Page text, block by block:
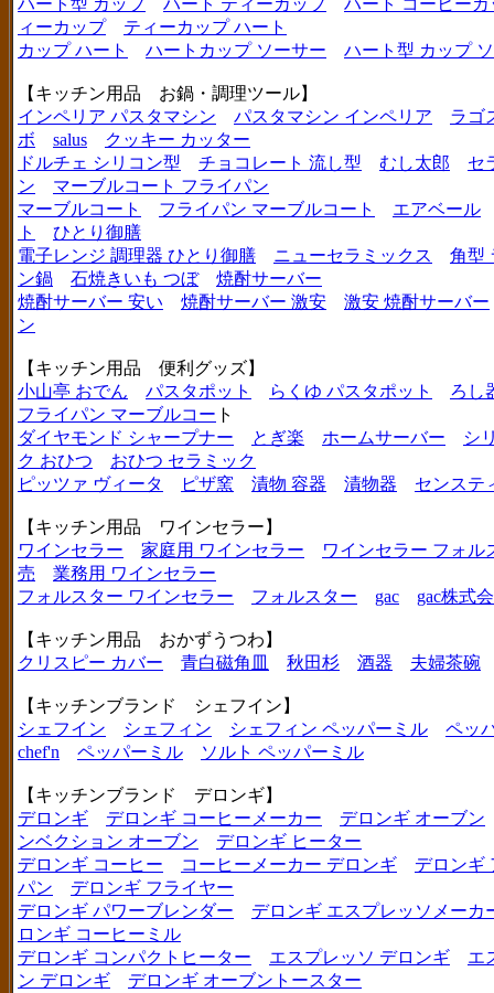
ハート型 カップ ハート ティーカップ
ハート コーヒーカ
ィーカップ
ティーカップ ハート
カップ ハート
ハートカップ ソーサー ハート型 カップ
【キッチン用品 お鍋・調理ツール】
インペリア パスタマシン
パスタマシン インペリア
ラゴ
ボ
salus
クッキー カッター
ドルチェ シリコン型
チョコレート 流し型 むし太郎
セ
ン
マーブルコート フライパン
マーブルコート
フライパン マーブルコート
エアベール
ト
ひとり御膳
電子レンジ 調理器 ひとり御膳
ニューセラミックス
角型
ン鍋
石焼きいも つぼ
焼酎サーバー
焼酎サーバー 安い
焼酎サーバー 激安
激安 焼酎サーバー
ン
【キッチン用品 便利グッズ】
小山亭 おでん
パスタポット らくゆ パスタポット
ろし
フライパン マーブルコー ト
ダイヤモンド シャープナー
とぎ楽 ホームサーバー
シ
ク おひつ
おひつ セラミック
ピッツァ ヴィータ
ピザ窯 漬物 容器 漬物器 センステ
【キッチン用品 ワインセラー】
ワインセラー
家庭用 ワインセラー
ワインセラー フォル
売
業務用 ワインセラー
フォルスター ワインセラー
フォルスター gac gac株式
【キッチン用品 おかずうつわ】
クリスピー カバー
青白磁角皿 秋田杉 酒器 夫婦茶碗
【キッチンブランド シェフイン】
シェフイン
シェフィン シェフィン ペッパーミル
ペッ
chef'n
ペッパーミル ソルト ペッパーミル
【キッチンブランド デロンギ】
デロンギ
デロンギ コーヒーメーカー
デロンギ オーブン
ンベクション オーブン
デロンギ ヒーター
デロンギ コーヒー
コーヒーメーカー デロンギ
デロンギ
パン
デロンギ フライヤー
デロンギ パワーブレンダー
デロンギ エスプレッソメーカ
ロンギ コーヒーミル
デロンギ コンパクトヒーター
エスプレッソ デロンギ
エ
ン デロンギ
デロンギ オーブントースター